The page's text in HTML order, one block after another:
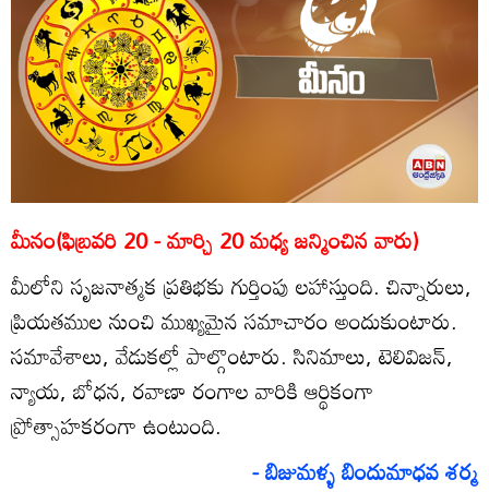
మీనం(ఫిబ్రవరి 20 - మార్చి 20 మధ్య జన్మించిన వారు)
మీలోని సృజనాత్మక ప్రతిభకు గుర్తింపు లహాస్తుంది. చిన్నారులు,
ప్రియతముల నుంచి ముఖ్యమైన సమాచారం అందుకుంటారు.
సమావేశాలు, వేడుకల్లో పాల్గొంటారు. సినిమాలు, టెలివిజన్‌,
న్యాయ, బోధన, రవాణా రంగాల వారికి ఆర్థికంగా
ప్రోత్సాహకరంగా ఉంటుంది.
- బిజుమళ్ళ బిందుమాధవ శర్మ